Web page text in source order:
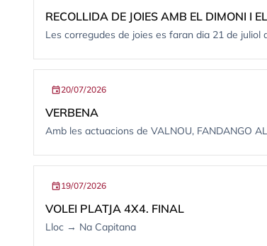
RECOLLIDA DE JOIES AMB EL DIMONI I
Les corregudes de joies es faran dia 21 de juliol
event20/07/2026
VERBENA
Amb les actuacions de VALNOU, FANDANGO
event19/07/2026
VOLEI PLATJA 4X4. FINAL
Lloc → Na Capitana